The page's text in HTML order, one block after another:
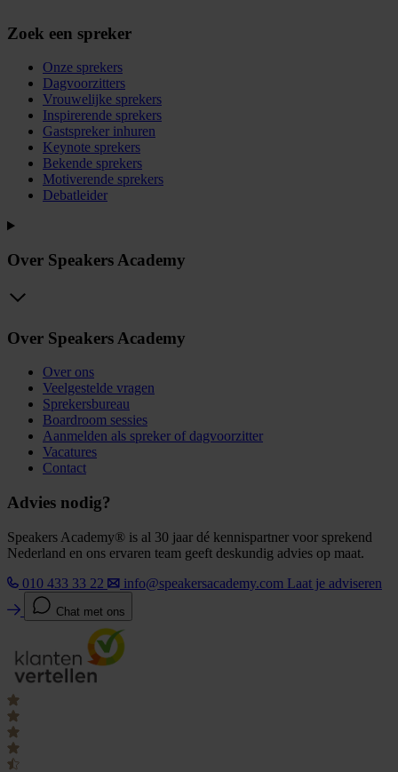
Zoek een spreker
Onze sprekers
Dagvoorzitters
Vrouwelijke sprekers
Inspirerende sprekers
Gastspreker inhuren
Keynote sprekers
Bekende sprekers
Motiverende sprekers
Debatleider
Over Speakers Academy
Over Speakers Academy
Over ons
Veelgestelde vragen
Sprekersbureau
Boardroom sessies
Aanmelden als spreker of dagvoorzitter
Vacatures
Contact
Advies nodig?
Speakers Academy® is al 30 jaar dé kennispartner voor sprekend
Nederland en ons ervaren team geeft deskundig advies op maat.
010 433 33 22
info@speakersacademy.com Laat je adviseren
Chat met ons